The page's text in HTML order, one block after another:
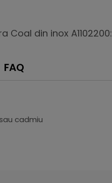
din inox A1102200:
FAQ
cadmiu